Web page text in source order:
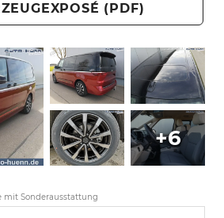
(PDF)
+6
mit Sonderausstattung